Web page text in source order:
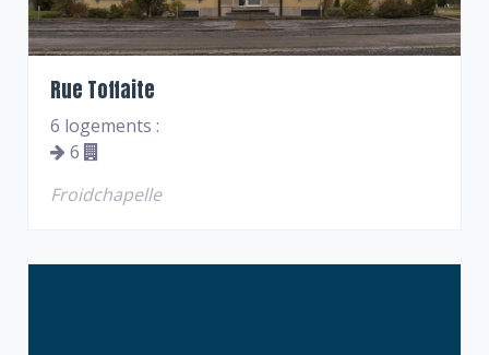
Rue Toffaite
6 logements :
6
Froidchapelle